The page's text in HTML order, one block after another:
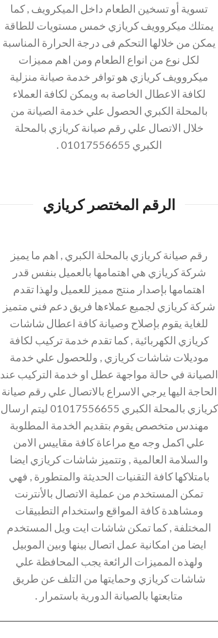
تسوية أو تسخين الطعام داخل الميكرويف , كما
يمتلك ميكروويف كريازي خمس مستويات للطاقة
يمكن من خلالها التحكم فى درجة الحرارة المناسبة
لكل نوع من انواع الطعام ومن اهم مميزات
ميكروويف كريازي هو توافر خدمة صيانة منزلية
لكافة الاعطال الخاصة به ويمكن لكافة العملاء
بالمحلة الكبري الحصول علي خدمة الصيانة من
خلال الاتصال علي رقم صيانة كريازي بالمحلة
الكبري 01017556655 .
الرقم المختصر كريازي
رقم صيانة كريازي بالمحلة الكبري , اهم ما يميز
شركة كريازي هي اهتمامها بالعميل بنفس قدر
اهتمامها بإصدار منتج مميز للعميل ولهذا تقدم
شركة كريازي لجميع عملاءها فريق دعم فني متميز
للغاية يقوم بإصلاح وصيانة كافة اعطال شاشات
كريازي الكهربائية , كما تقدم خدمة تركيب لكافة
موديلات شاشات كريازي , وللحصول علي خدمة
الصيانة في حالة مواجهة عطل او خدمة التركيب عند
الحاجة اليها يرجي الاسراع بالاتصال علي رقم صيانة
كريازي بالمحلة الكبري 01017556655 ليتم ارسال
مهندس متخصص يقوم بتقديم الخدمة المطلوبة
علي اكمل وجه مع مراعاة كافة مقاييس الامن
والسلامة العالمية , وتتميز شاشات كريازي ايضا
بامتلاكها كافة التقنيات الحديثة والمتطورة , فهي
تمكن المستخدم من عملية الاتصال بالأنترنت
ومشاهدة كافة المواقع واستخدام التطبيقات
المختلفة , كما تمكن شاشات ايت ويل المستخدم
ايضا من امكانية عمل اتصال بينها وبين الموبيل
ولهذه المميزات الرائعة يجب المحافظة علي
شاشات كريازي وحمايتها من التلف عن طريق
متابعتها بالصيانة الدورية باستمرار .